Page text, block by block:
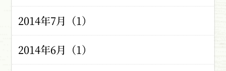
2014年7月（1）
2014年6月（1）